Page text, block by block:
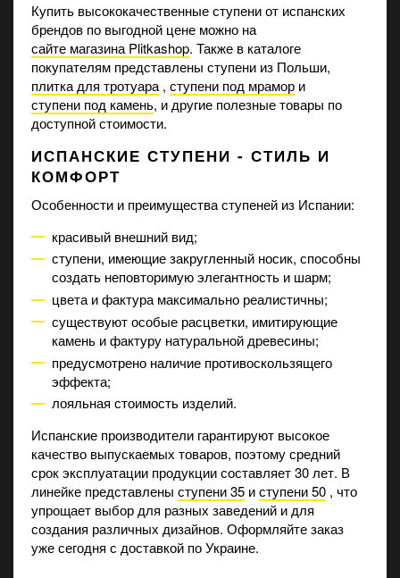
Купить высококачественные ступени от испанских
брендов по выгодной цене можно на
сайте магазина Plitkashop. Также в каталоге
покупателям представлены ступени из Польши,
плитка для тротуара , ступени под мрамор и
ступени под камень, и другие полезные товары по
доступной стоимости.
ИСПАНСКИЕ СТУПЕНИ - СТИЛЬ И
КОМФОРТ
Особенности и преимущества ступеней из Испании:
красивый внешний вид;
ступени, имеющие закругленный носик, способны
создать неповторимую элегантность и шарм;
цвета и фактура максимально реалистичны;
существуют особые расцветки, имитирующие
камень и фактуру натуральной древесины;
предусмотрено наличие противоскользящего
эффекта;
лояльная стоимость изделий.
Испанские производители гарантируют высокое
качество выпускаемых товаров, поэтому средний
срок эксплуатации продукции составляет 30 лет. В
линейке представлены ступени 35 иступени 50 , что
упрощает выбор для разных заведений и для
создания различных дизайнов. Оформляйте заказ
уже сегодня с доставкой по Украине.